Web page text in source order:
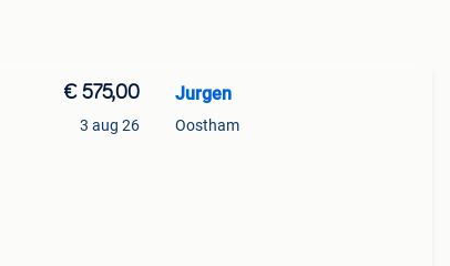
€ 575,00
3 aug 26
Jurgen
Oostham